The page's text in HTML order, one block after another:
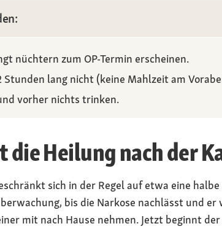
nüchtern zum OP-Termin erscheinen.
lang nicht (keine Mahlzeit am
vorher nichts trinken.
die Heilung nach der
sich in der Regel auf etwa eine
bis die Narkose nachlässt und
mit nach Hause nehmen. Jetzt beginnt